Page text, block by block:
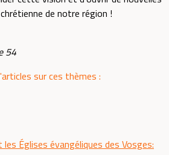
de notre région !
54
sur ces thèmes :